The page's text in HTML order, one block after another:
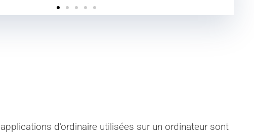
d’ordinaire utilisées sur un ordinateur sont